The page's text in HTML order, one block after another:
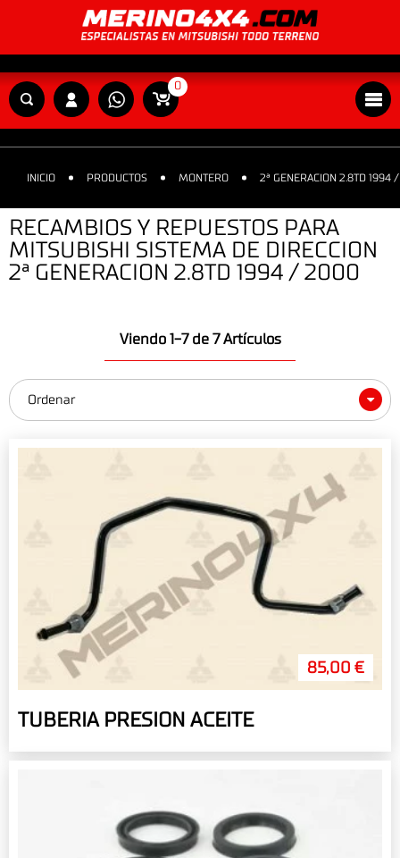
0
INICIO PRODUCTOS MONTERO 2ª GENERACION 2.8TD
RECAMBIOS Y REPUESTOS PARA
MITSUBISHI SISTEMA DE DIRECCION
2ª GENERACION 2.8TD 1994 / 2000
Viendo 1-7 de 7 Artículos
Ordenar
85,00 €
TUBERIA PRESION ACEITE